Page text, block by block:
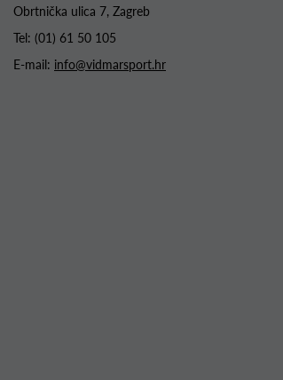
Obrtnička ulica 7, Zagreb
Tel: (01) 61 50 105
E-mail: info@vidmarsport.hr